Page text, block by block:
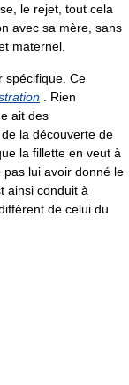
le rejet, tout cela
avec sa mère, sans
maternel.
spécifique. Ce
. Rien
ait des
la découverte de
la fillette en veut à
pas lui avoir donné le
ainsi conduit à
de celui du